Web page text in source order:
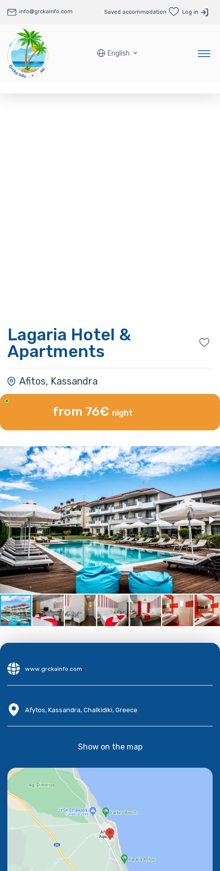
info@grckainfo.com Saved accommodation Log in
English
Lagaria Hotel &
Apartments
Afitos, Kassandra
from 76€ night
www.grckainfo.com
Afytos, Kassandra, Chalkidiki, Greece
Show on the map